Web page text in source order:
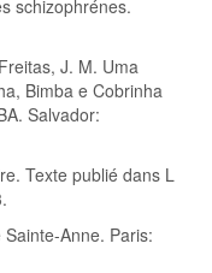
schizophrénes.
J. M. Uma
Bimba e Cobrinha
Salvador:
Texte publié dans L
Anne. Paris: